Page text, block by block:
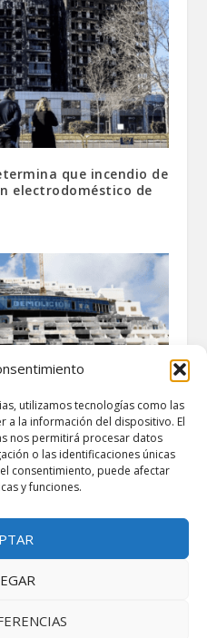
utilizamos tecnologías como las
a la información del dispositivo. El
nos permitirá procesar datos
o las identificaciones únicas
consentimiento, puede afectar
y funciones.
que incendio de
electrodoméstico de
martes la
del hotel El